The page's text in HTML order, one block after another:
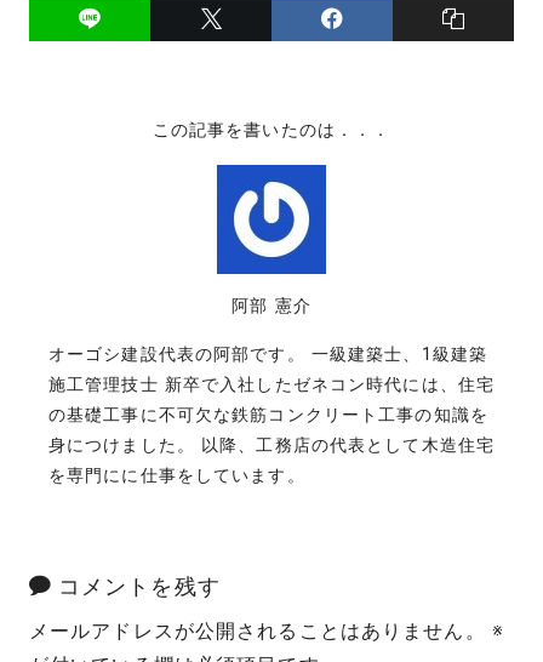
この記事を書いたのは．．．
阿部 憲介
オーゴシ建設代表の阿部です。 一級建築士、1級建築
施工管理技士 新卒で入社したゼネコン時代には、住宅
の基礎工事に不可欠な鉄筋コンクリート工事の知識を
身につけました。 以降、工務店の代表として木造住宅
を専門にに仕事をしています。
コメントを残す
メールアドレスが公開されることはありません。
※